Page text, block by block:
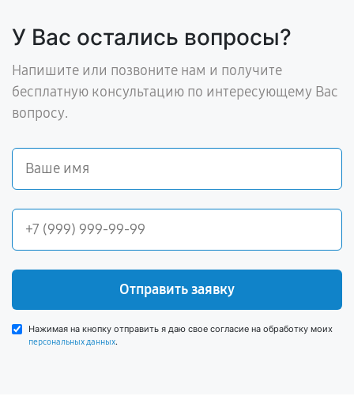
У Вас остались вопросы?
Напишите или позвоните нам и получите
бесплатную консультацию по интересующему Вас
вопросу.
Отправить заявку
Нажимая на кнопку отправить я даю свое согласие на обработку моих
персональных данных.